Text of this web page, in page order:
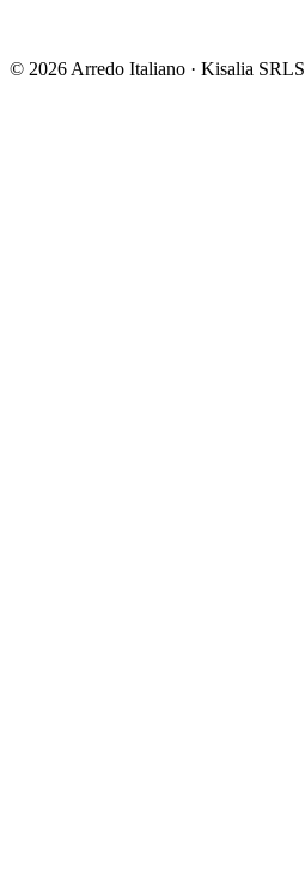
© 2026 Arredo Italiano · Kisalia SRLS